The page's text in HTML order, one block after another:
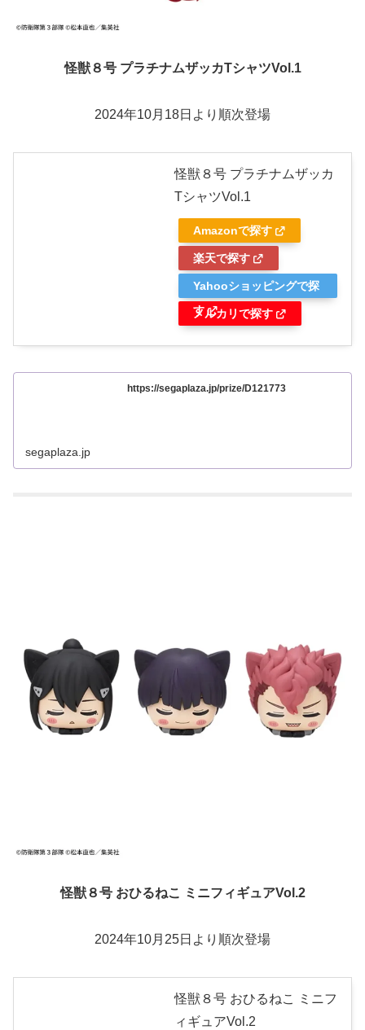
怪獣８号 プラチナムザッカTシャツVol.1
2024年10月18日より順次登場
怪獣８号 プラチナムザッカ
TシャツVol.1
Amazonで探す
楽天で探す
Yahooショッピングで探
す
メルカリで探す
https://segaplaza.jp/prize/D121773
segaplaza.jp
怪獣８号 おひるねこ ミニフィギュアVol.2
2024年10月25日より順次登場
怪獣８号 おひるねこ ミニフ
ィギュアVol.2